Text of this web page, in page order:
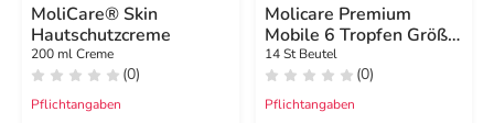
MoliCare® Skin
Hautschutzcreme
200 ml Creme
(0)
Pflichtangaben
Molicare Premium
Mobile 6 Tropfen Größe
M
14 St Beutel
(0)
Pflichtangaben